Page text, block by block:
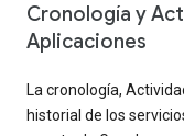
Cronología y
Aplicaciones
La cronología,
historial de los